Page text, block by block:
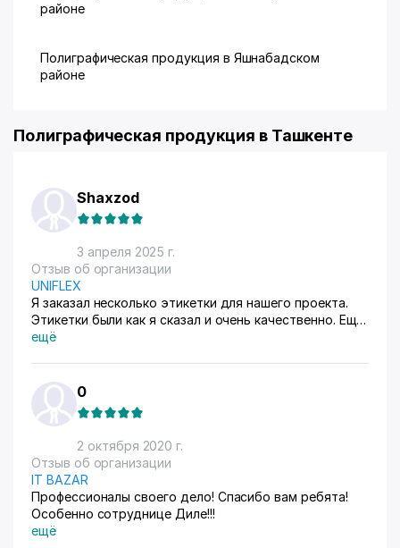
районе
Полиграфическая продукция в Яшнабадском
районе
Полиграфическая продукция в Ташкенте
Shaxzod
3 апреля 2025 г.
Отзыв об организации
UNIFLEX
Я заказал несколько этикетки для нашего проекта.
Этикетки были как я сказал и очень качественно. Ещё
есть свои дизайнеры👍
ещё
0
2 октября 2020 г.
Отзыв об организации
IT BAZAR
Профессионалы своего дело! Спасибо вам ребята!
Особенно сотруднице Диле!!!
ещё